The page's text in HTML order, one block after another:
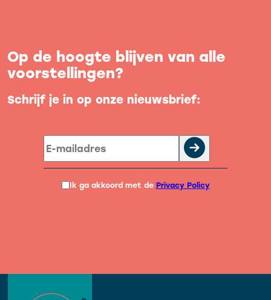
Op de hoogte blijven van alle
voorstellingen?
Schrijf je in op onze nieuwsbrief:
Ik ga akkoord met de Privacy Policy